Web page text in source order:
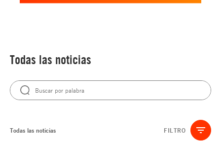
Todas las noticias
Todas las noticias FILTRO